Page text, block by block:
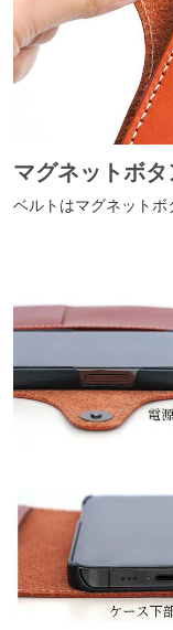
マグネットボタ
ベルトはマグネットボ